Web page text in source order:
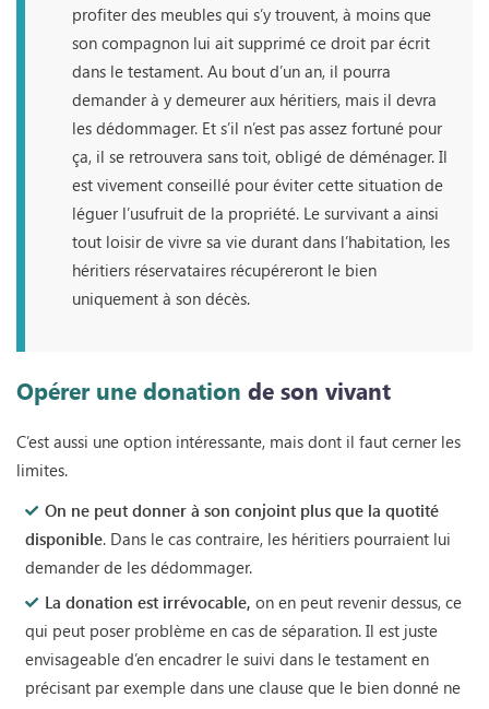
profiter des meubles qui s’y trouvent, à moins que
son compagnon lui ait supprimé ce droit par écrit
dans le testament. Au bout d’un an, il pourra
demander à y demeurer aux héritiers, mais il devra
les dédommager. Et s’il n’est pas assez fortuné pour
ça, il se retrouvera sans toit, obligé de déménager. Il
est vivement conseillé pour éviter cette situation de
léguer l’usufruit de la propriété. Le survivant a ainsi
tout loisir de vivre sa vie durant dans l’habitation, les
héritiers réservataires récupéreront le bien
uniquement à son décès.
Opérer une donation de son vivant
C’est aussi une option intéressante, mais dont il faut cerner les
limites.
On ne peut donner à son conjoint plus que la quotité
disponible. Dans le cas contraire, les héritiers pourraient lui
demander de les dédommager.
La donation est irrévocable, on en peut revenir dessus, ce
qui peut poser problème en cas de séparation. Il est juste
envisageable d’en encadrer le suivi dans le testament en
précisant par exemple dans une clause que le bien donné ne